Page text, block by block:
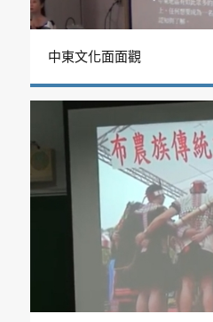
中東文化面面觀